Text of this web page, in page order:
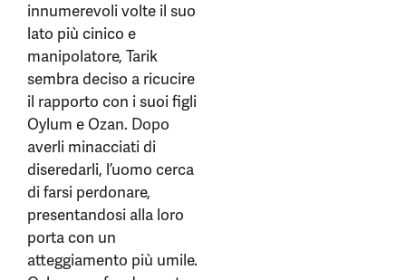
innumerevoli volte il suo
lato più cinico e
manipolatore, Tarik
sembra deciso a ricucire
il rapporto con i suoi figli
Oylum e Ozan. Dopo
averli minacciati di
diseredarli, l’uomo cerca
di farsi perdonare,
presentandosi alla loro
porta con un
atteggiamento più umile.